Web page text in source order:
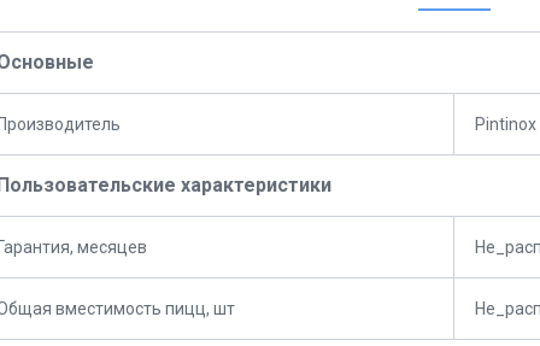
Pintinox
характеристики
месяцев
вместимость пицц, шт